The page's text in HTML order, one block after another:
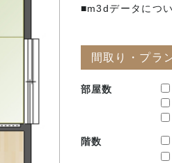
■m3dデータにつ
間取り・プラ
部屋数
階数